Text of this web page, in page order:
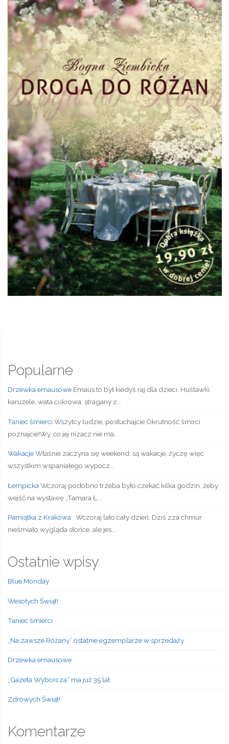
Popularne
Drzewka emausowe Emaus to był kiedyś raj dla dzieci. Huśtawki,
karuzele, wata cukrowa, stragany z...
Taniec śmierci Wszytcy ludzie, posłuchajcie,Okrutność śmirci
poznajcie!Wy, co jej nizacz nie ma...
Wakacje Właśnie zaczyna się weekend, są wakacje, życzę więc
wszystkim wspaniałego wypocz...
Łempicka Wczoraj podobno trzeba było czekać kilka godzin, żeby
wejść na wystawę „Tamara Ł...
Pamiątka z Krakowa Wczoraj lało cały dzień. Dziś zza chmur
nieśmiało wygląda słońce, ale jes...
Ostatnie wpisy
Blue Monday
Wesołych Świąt!
Taniec śmierci
„Na zawsze Różany” ostatnie egzemplarze w sprzedaży
Drzewka emausowe
„Gazeta Wyborcza” ma już 35 lat
Zdrowych Świąt!
Komentarze